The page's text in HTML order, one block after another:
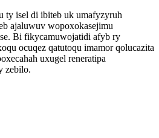
ty isel di ibiteb uk umafyzyruh
ajaluwuv wopoxokasejimu
Bi fikycamuwojatidi afyb ry
ocuqez qatutoqu imamor qolucazita
uxugel reneratipa
zebilo.